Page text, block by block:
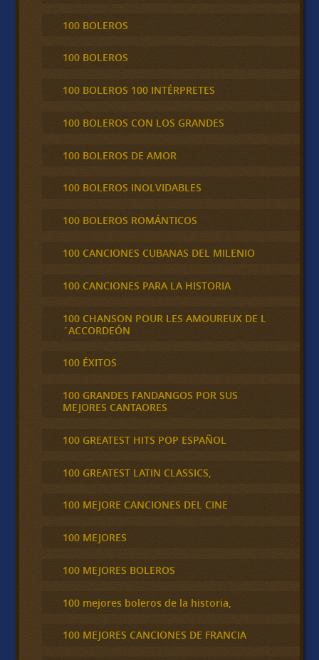
100 BOLEROS
100 BOLEROS
100 BOLEROS 100 INTÉRPRETES
100 BOLEROS CON LOS GRANDES
100 BOLEROS DE AMOR
100 BOLEROS INOLVIDABLES
100 BOLEROS ROMÁNTICOS
100 CANCIONES CUBANAS DEL MILENIO
100 CANCIONES PARA LA HISTORIA
100 CHANSON POUR LES AMOUREUX DE L
´ACCORDEÓN
100 ÉXITOS
100 GRANDES FANDANGOS POR SUS
MEJORES CANTAORES
100 GREATEST HITS POP ESPAÑOL
100 GREATEST LATIN CLASSICS,
100 MEJORE CANCIONES DEL CINE
100 MEJORES
100 MEJORES BOLEROS
100 mejores boleros de la historia,
100 MEJORES CANCIONES DE FRANCIA